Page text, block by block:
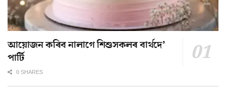
আয়োজন কৰিব নালাগে শিশুসকলৰ বাৰ্থদে’
পাৰ্টি
0 SHARES